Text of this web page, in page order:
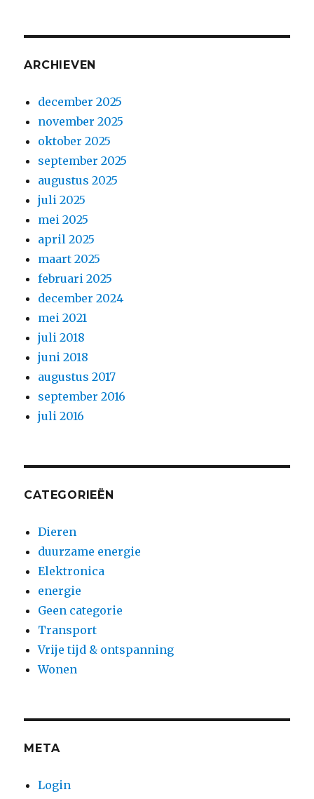
ARCHIEVEN
december 2025
november 2025
oktober 2025
september 2025
augustus 2025
juli 2025
mei 2025
april 2025
maart 2025
februari 2025
december 2024
mei 2021
juli 2018
juni 2018
augustus 2017
september 2016
juli 2016
CATEGORIEËN
Dieren
duurzame energie
Elektronica
energie
Geen categorie
Transport
Vrije tijd & ontspanning
Wonen
META
Login